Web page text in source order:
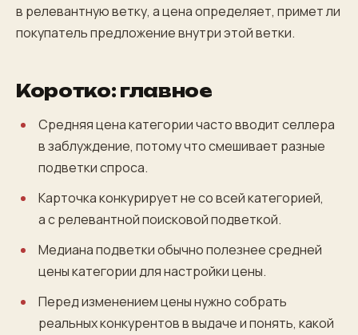
в релевантную ветку, а цена определяет, примет ли
покупатель предложение внутри этой ветки.
Коротко: главное
Средняя цена категории часто вводит селлера
в заблуждение, потому что смешивает разные
подветки спроса.
Карточка конкурирует не со всей категорией,
а с релевантной поисковой подветкой.
Медиана подветки обычно полезнее средней
цены категории для настройки цены.
Перед изменением цены нужно собрать
реальных конкурентов в выдаче и понять, какой